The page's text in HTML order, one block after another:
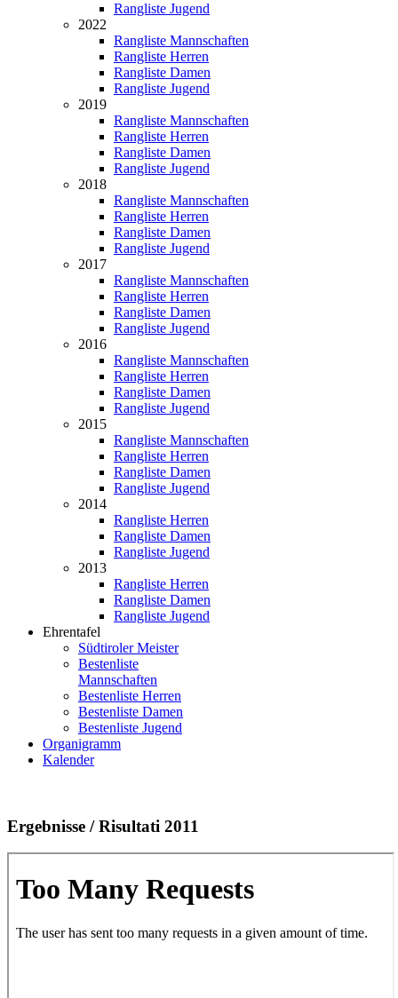
Rangliste Jugend
2022
Rangliste Mannschaften
Rangliste Herren
Rangliste Damen
Rangliste Jugend
2019
Rangliste Mannschaften
Rangliste Herren
Rangliste Damen
Rangliste Jugend
2018
Rangliste Mannschaften
Rangliste Herren
Rangliste Damen
Rangliste Jugend
2017
Rangliste Mannschaften
Rangliste Herren
Rangliste Damen
Rangliste Jugend
2016
Rangliste Mannschaften
Rangliste Herren
Rangliste Damen
Rangliste Jugend
2015
Rangliste Mannschaften
Rangliste Herren
Rangliste Damen
Rangliste Jugend
2014
Rangliste Herren
Rangliste Damen
Rangliste Jugend
2013
Rangliste Herren
Rangliste Damen
Rangliste Jugend
Ehrentafel
Südtiroler Meister
Bestenliste
Mannschaften
Bestenliste Herren
Bestenliste Damen
Bestenliste Jugend
Organigramm
Kalender
Ergebnisse / Risultati 2011